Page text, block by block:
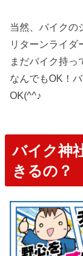
当然、バイクの
リターンライダ
まだバイク持っ
なんでもOK！
OK(^^♪
バイク神
きるの？